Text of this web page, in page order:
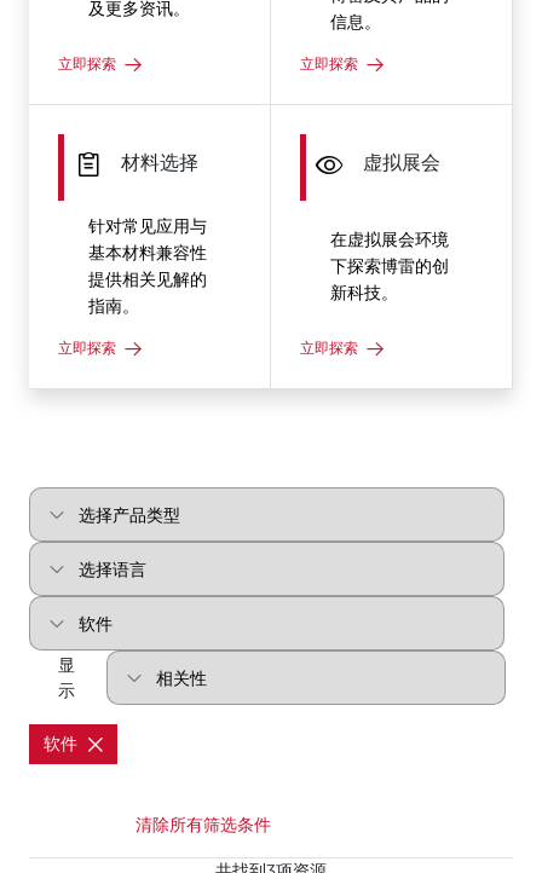
及更多资讯。
立即探索
信息。
立即探索
材料选择
针对常见应用与
基本材料兼容性
提供相关见解的
指南。
立即探索
虚拟展会
在虚拟展会环境
下探索博雷的创
新科技。
立即探索
显
示
软件
清除所有筛选条件